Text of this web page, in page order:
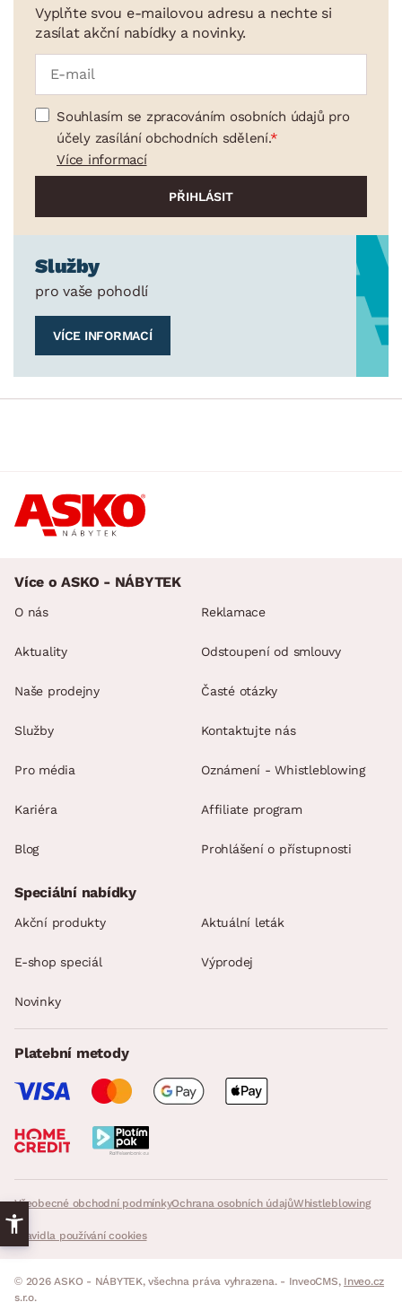
Vyplňte svou e-mailovou adresu a nechte si
zasílat akční nabídky a novinky.
Souhlasím se zpracováním osobních údajů pro
účely zasílání obchodních sdělení.
Více informací
Služby
pro vaše pohodlí
VÍCE INFORMACÍ
Více o ASKO - NÁBYTEK
O nás
Aktuality
Naše prodejny
Služby
Pro média
Kariéra
Blog
Reklamace
Odstoupení od smlouvy
Časté otázky
Kontaktujte nás
Oznámení - Whistleblowing
Affiliate program
Prohlášení o přístupnosti
Všeobecné obchodní podmínkyOchrana osobních údajůWhistleblowing
Pravidla používání cookies
Speciální nabídky
Akční produkty Aktuální leták
E-shop speciál Výprodej
Novinky
Platební metody
© 2026 ASKO - NÁBYTEK, všechna práva vyhrazena. - InveoCMS, Inveo.cz
s.r.o.